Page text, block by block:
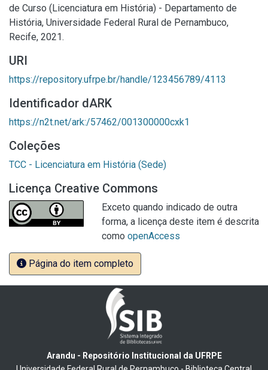
de Curso (Licenciatura em História) - Departamento de
História, Universidade Federal Rural de Pernambuco,
Recife, 2021.
URI
https://repository.ufrpe.br/handle/123456789/4113
Identificador dARK
https://n2t.net/ark:/57462/001300000cxk1
Coleções
TCC - Licenciatura em História (Sede)
Licença Creative Commons
Exceto quando indicado de outra
forma, a licença deste item é descrita
como openAccess
Página do item completo
Arandu - Repositório Institucional da UFRPE